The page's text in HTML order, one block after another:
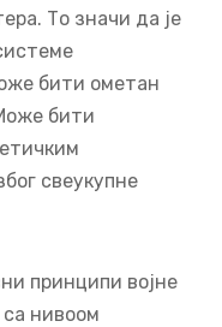
То значи да је
бити ометан
бити
свеукупне
принципи војне
нивоом